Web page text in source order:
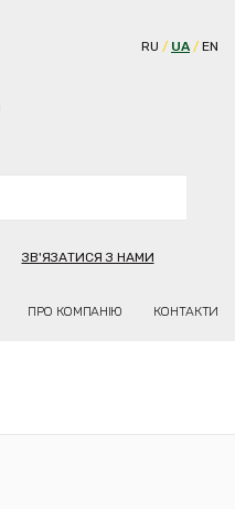
RU UA EN
ЗВ'ЯЗАТИСЯ З НАМИ
ПРО КОМПАНІЮ КОНТАКТИ